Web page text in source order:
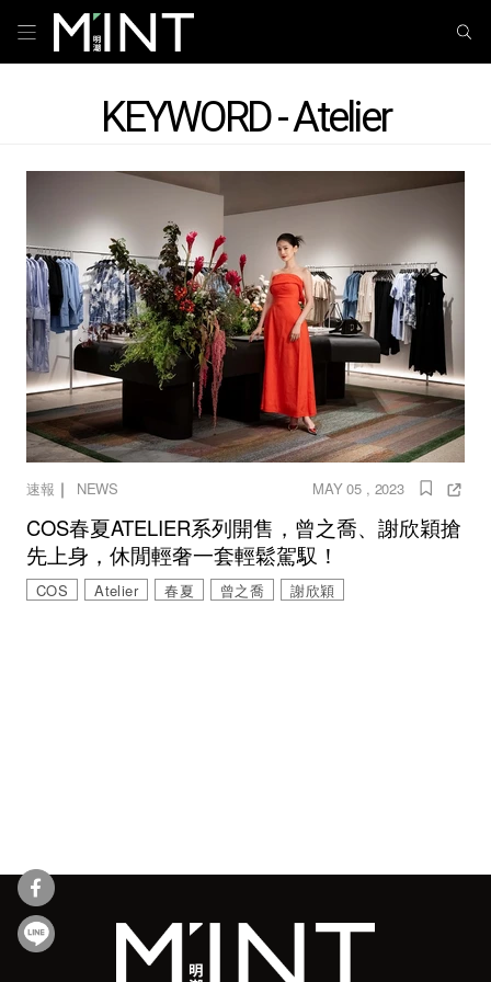
KEYWORD - Atelier
速報 ｜ NEWS MAY 05 , 2023
COS春夏ATELIER系列開售，曾之喬、謝欣穎搶
先上身，休閒輕奢一套輕鬆駕馭！
COS Atelier 春夏 曾之喬 謝欣穎